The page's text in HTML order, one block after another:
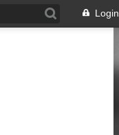
Login